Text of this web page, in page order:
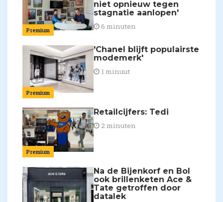
Premium
niet opnieuw tegen
stagnatie aanlopen'
6 minuten
Premium
'Chanel blijft populairste
modemerk'
1 minuut
Premium
Retailcijfers: Tedi
2 minuten
Na de Bijenkorf en Bol
ook brillenketen Ace &
Tate getroffen door
datalek